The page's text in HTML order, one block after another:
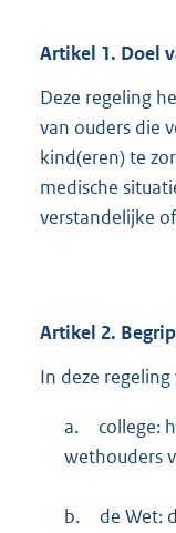
Artikel 1. Doel
Deze regeling
van ouders die
kind(eren) te
medische
verstandelijke
Artikel 2.
In deze
a.
college:
wethouders
b.
de Wet: